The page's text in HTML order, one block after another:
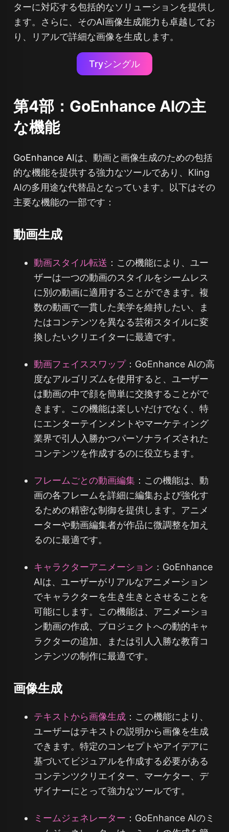
ターに対応する包括的なソリューションを提供し
ます。さらに、そのAI画像生成能力も卓越してお
り、リアルで詳細な画像を生成します。
Tryシングル
第4部：GoEnhance AIの主
な機能
GoEnhance AIは、動画と画像生成のための包括
的な機能を提供する強力なツールであり、Kling
AIの多用途な代替品となっています。以下はその
主要な機能の一部です：
動画生成
動画スタイル転送 ：この機能により、ユー
ザーは一つの動画のスタイルをシームレス
に別の動画に適用することができます。複
数の動画で一貫した美学を維持したい、ま
たはコンテンツを異なる芸術スタイルに変
換したいクリエイターに最適です。
動画フェイススワップ：GoEnhance AIの高
度なアルゴリズムを使用すると、ユーザー
は動画の中で顔を簡単に交換することがで
きます。この機能は楽しいだけでなく、特
にエンターテインメントやマーケティング
業界で引人入勝かつパーソナライズされた
コンテンツを作成するのに役立ちます。
フレームごとの動画編集：この機能は、動
画の各フレームを詳細に編集および強化す
るための精密な制御を提供します。アニメ
ーターや動画編集者が作品に微調整を加え
るのに最適です。
キャラクターアニメーション ：GoEnhance
AIは、ユーザーがリアルなアニメーション
でキャラクターを生き生きとさせることを
可能にします。この機能は、アニメーショ
ン動画の作成、プロジェクトへの動的キャ
ラクターの追加、または引人入勝な教育コ
ンテンツの制作に最適です。
画像生成
テキストから画像生成：この機能により、
ユーザーはテキストの説明から画像を生成
できます。特定のコンセプトやアイデアに
基づいてビジュアルを作成する必要がある
コンテンツクリエイター、マーケター、デ
ザイナーにとって強力なツールです。
ミームジェネレーター ：GoEnhance AIのミ